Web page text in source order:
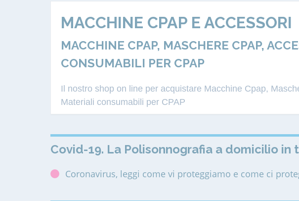
MACCHINE CPAP E ACCESSORI
MACCHINE CPAP, MASCHERE CPAP,
CONSUMABILI PER CPAP
Il nostro shop on line per acquistare Macchine Cpap,
Materiali consumabili per CPAP
Covid-19. La Polisonnografia a domicilio in
Coronavirus, leggi come vi proteggiamo e come ci